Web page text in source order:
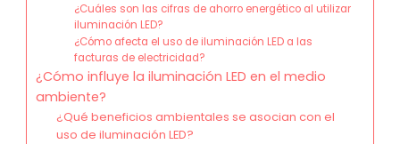
¿Cuáles son las cifras de ahorro energético al utilizar
iluminación LED?
¿Cómo afecta el uso de iluminación LED a las
facturas de electricidad?
¿Cómo influye la iluminación LED en el medio
ambiente?
¿Qué beneficios ambientales se asocian con el
uso de iluminación LED?